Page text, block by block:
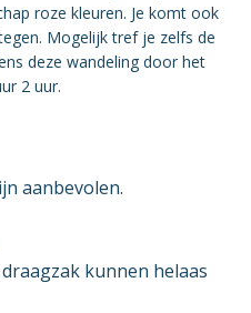
roze kleuren. Je komt ook
Mogelijk tref je zelfs de
deze wandeling door het
2 uur.
aanbevolen.
kunnen helaas